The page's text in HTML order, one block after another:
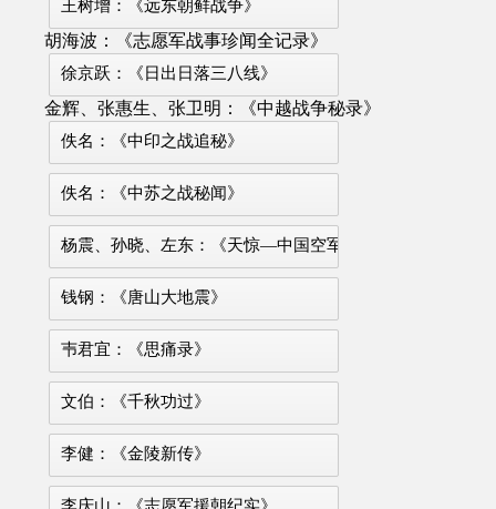
王树增：《远东朝鲜战争》
胡海波：《志愿军战事珍闻全记录》
徐京跃：《日出日落三八线》
金辉、张惠生、张卫明：《中越战争秘录》
佚名：《中印之战追秘》
佚名：《中苏之战秘闻》
杨震、孙晓、左东：《天惊—中国空军传奇》
钱钢：《唐山大地震》
壭君宜：《思痛录》
文伯：《千秋功过》
李健：《金陵新传》